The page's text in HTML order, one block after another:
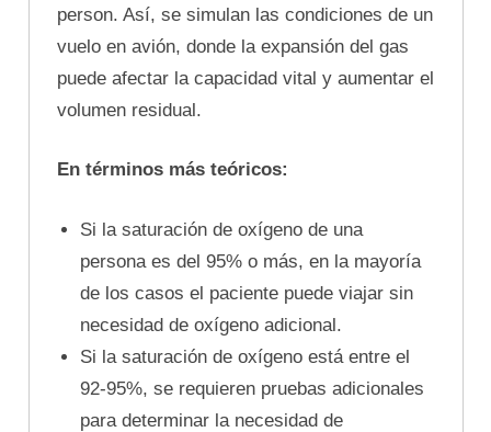
person. Así, se simulan las condiciones de un
vuelo en avión, donde la expansión del gas
puede afectar la capacidad vital y aumentar el
volumen residual.
En términos más teóricos:
Si la saturación de oxígeno de una
persona es del 95% o más, en la mayoría
de los casos el paciente puede viajar sin
necesidad de oxígeno adicional.
Si la saturación de oxígeno está entre el
92-95%, se requieren pruebas adicionales
para determinar la necesidad de